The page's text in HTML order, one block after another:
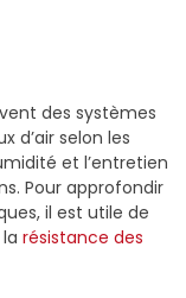
des systèmes
d’air selon les
et l’entretien
Pour approfondir
il est utile de
résistance des